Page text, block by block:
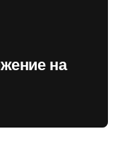
на